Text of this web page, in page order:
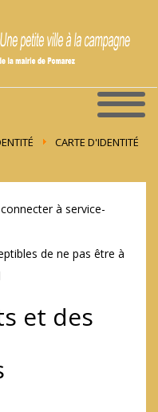
CARTE D'IDENTITÉ
à service-
de ne pas être à
et des